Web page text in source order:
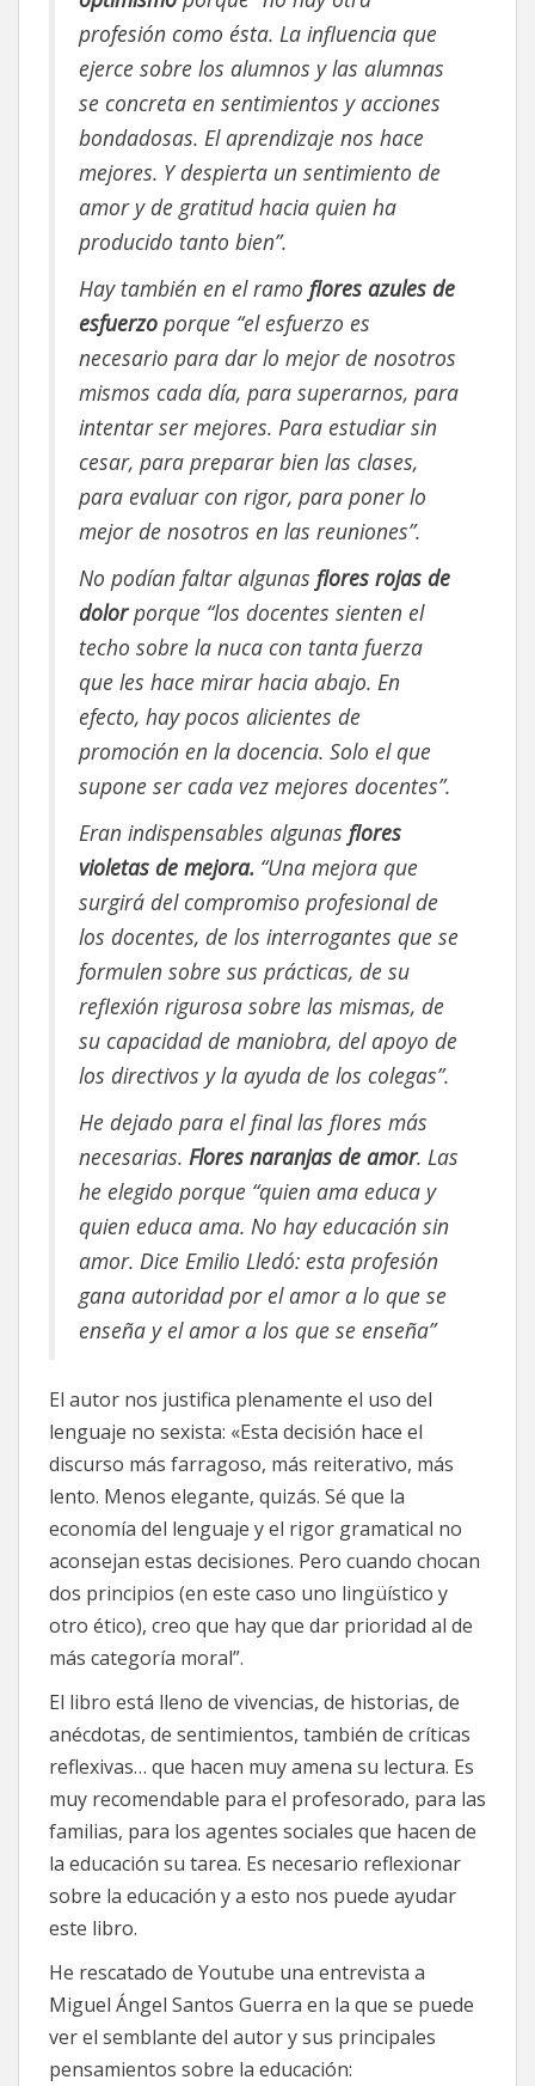
profesión como ésta. La influencia que
ejerce sobre los alumnos y las alumnas
se concreta en sentimientos y acciones
bondadosas. El aprendizaje nos hace
mejores. Y despierta un sentimiento de
amor y de gratitud hacia quien ha
producido tanto bien”.
Hay también en el ramo flores azules de
esfuerzo porque “el esfuerzo es
necesario para dar lo mejor de nosotros
mismos cada día, para superarnos, para
intentar ser mejores. Para estudiar sin
cesar, para preparar bien las clases,
para evaluar con rigor, para poner lo
mejor de nosotros en las reuniones”.
No podían faltar algunas flores rojas de
dolorporque “los docentes sienten el
techo sobre la nuca con tanta fuerza
que les hace mirar hacia abajo. En
efecto, hay pocos alicientes de
promoción en la docencia. Solo el que
supone ser cada vez mejores docentes”.
Eran indispensables algunas flores
violetas de mejora. “Una mejora que
surgirá del compromiso profesional de
los docentes, de los interrogantes que se
formulen sobre sus prácticas, de su
reflexión rigurosa sobre las mismas, de
su capacidad de maniobra, del apoyo de
los directivos y la ayuda de los colegas”.
He dejado para el final las flores más
necesarias. Flores naranjas de amor. Las
he elegido porque “quien ama educa y
quien educa ama. No hay educación sin
amor. Dice Emilio Lledó: esta profesión
gana autoridad por el amor a lo que se
enseña y el amor a los que se enseña”
El autor nos justifica plenamente el uso del
lenguaje no sexista: «Esta decisión hace el
discurso más farragoso, más reiterativo, más
lento. Menos elegante, quizás. Sé que la
economía del lenguaje y el rigor gramatical no
aconsejan estas decisiones. Pero cuando chocan
dos principios (en este caso uno lingüístico y
otro ético), creo que hay que dar prioridad al de
más categoría moral”.
El libro está lleno de vivencias, de historias, de
anécdotas, de sentimientos, también de críticas
reflexivas… que hacen muy amena su lectura. Es
muy recomendable para el profesorado, para las
familias, para los agentes sociales que hacen de
la educación su tarea. Es necesario reflexionar
sobre la educación y a esto nos puede ayudar
este libro.
He rescatado de Youtube una entrevista a
Miguel Ángel Santos Guerra en la que se puede
ver el semblante del autor y sus principales
pensamientos sobre la educación: